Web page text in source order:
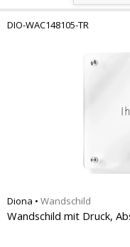
DIO-WAC148105-TR
Diona • Wandschild
Wandschild mit Druck,